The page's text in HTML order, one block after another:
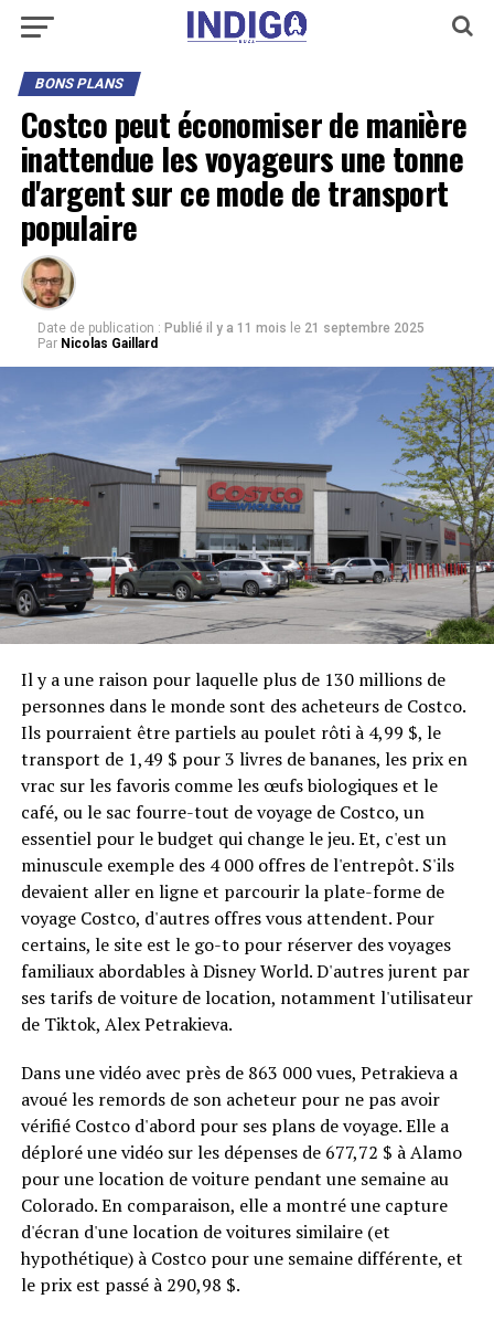
BONS PLANS
Costco peut économiser de manière
inattendue les voyageurs une tonne
d'argent sur ce mode de transport
populaire
Date de publication : Publié il y a 11 mois le 21 septembre 2025
Par Nicolas Gaillard
Il y a une raison pour laquelle plus de 130 millions de
personnes dans le monde sont des acheteurs de Costco.
Ils pourraient être partiels au poulet rôti à 4,99 $, le
transport de 1,49 $ pour 3 livres de bananes, les prix en
vrac sur les favoris comme les œufs biologiques et le
café, ou le sac fourre-tout de voyage de Costco, un
essentiel pour le budget qui change le jeu. Et, c'est un
minuscule exemple des 4 000 offres de l'entrepôt. S'ils
devaient aller en ligne et parcourir la plate-forme de
voyage Costco, d'autres offres vous attendent. Pour
certains, le site est le go-to pour réserver des voyages
familiaux abordables à Disney World. D'autres jurent par
ses tarifs de voiture de location, notamment l'utilisateur
de Tiktok, Alex Petrakieva.
Dans une vidéo avec près de 863 000 vues, Petrakieva a
avoué les remords de son acheteur pour ne pas avoir
vérifié Costco d'abord pour ses plans de voyage. Elle a
déploré une vidéo sur les dépenses de 677,72 $ à Alamo
pour une location de voiture pendant une semaine au
Colorado. En comparaison, elle a montré une capture
d'écran d'une location de voitures similaire (et
hypothétique) à Costco pour une semaine différente, et
le prix est passé à 290,98 $.